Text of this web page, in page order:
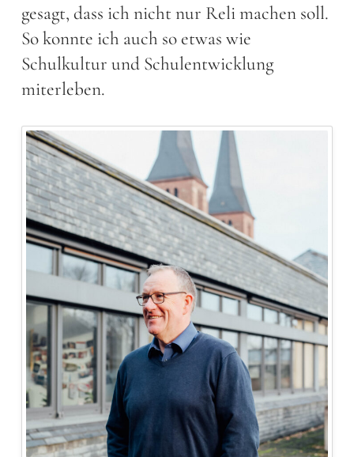
gesagt, dass ich nicht nur Reli machen soll.
So konnte ich auch so etwas wie
Schulkultur und Schulentwicklung
miterleben.